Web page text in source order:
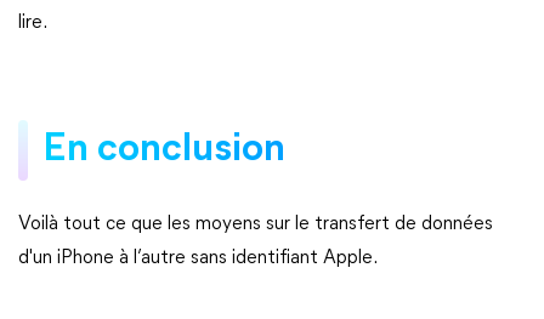
lire.
En conclusion
Voilà tout ce que les moyens sur le transfert de données
d'un iPhone à l’autre sans identifiant Apple.